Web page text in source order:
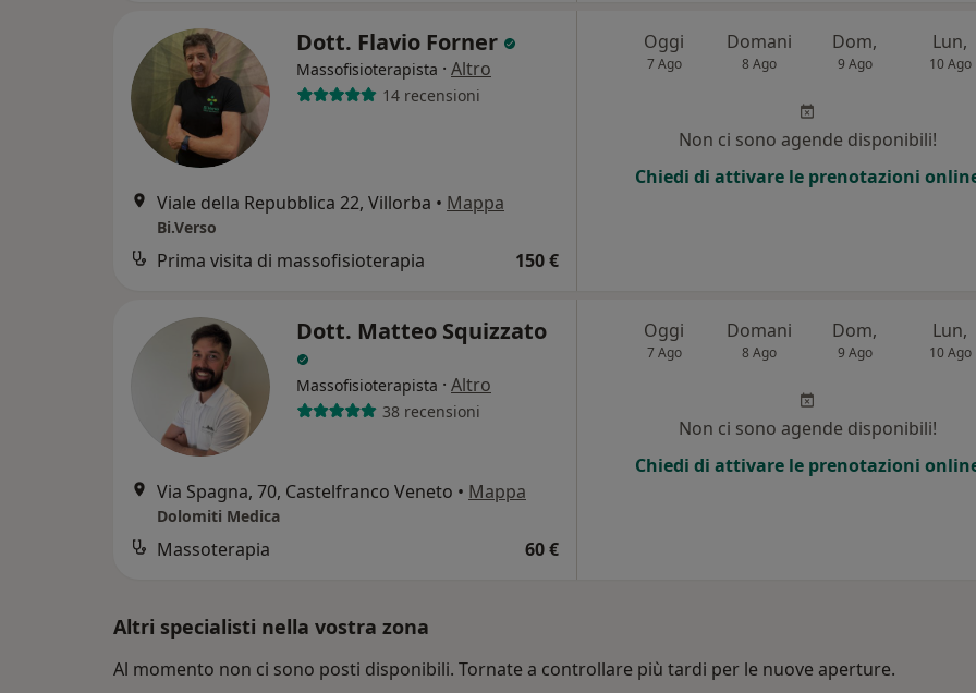
Dott. Flavio Forner
Massofisioterapista · Altro
14 recensioni
Viale della Repubblica 22, Villorba • Mappa
Bi.Verso
Prima visita di massofisioterapia 150 €
Oggi
7 Ago
Domani
8 Ago
Dom,
9 Ago
Lun,
10 Ago
Non ci sono agende disponibili!
Chiedi di attivare le prenotazioni
Dott. Matteo Squizzato
Massofisioterapista · Altro
38 recensioni
Via Spagna, 70, Castelfranco Veneto • Mappa
Dolomiti Medica
Massoterapia 60 €
Oggi
7 Ago
Domani
8 Ago
Dom,
9 Ago
Lun,
10 Ago
Non ci sono agende disponibili!
Chiedi di attivare le prenotazioni
Altri specialisti nella vostra zona
Al momento non ci sono posti disponibili. Tornate a controllare più tardi per le nuove aperture.